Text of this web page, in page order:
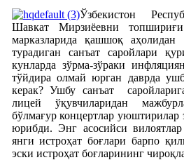
Ўзбекистон
Шавкат Мирзиёевни
марказларида қашшоқ
турадиган санъат саройлари
кунларда зўрма-зўраки
тўйдира олмай юрган даврда
керак? Ушбу санъат
лицей ўқувчиларидан
бўлмағур концертлар
юрибди. Энг асосийси вилоятлар
янги истроҳат боғлари барпо
эски истроҳат боғларининг